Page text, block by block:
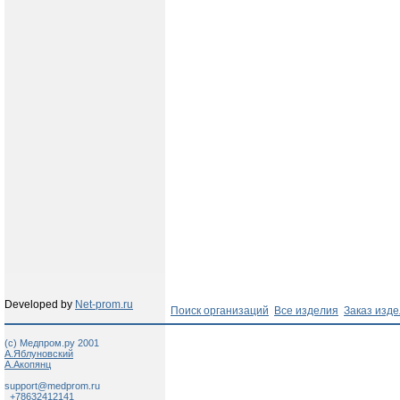
Developed by Net-prom.ru Поиск организаций Все изделия Заказ
(c) Медпром.ру 2001
А.Яблуновский
А.Акопянц
support@medprom.ru
+78632412141